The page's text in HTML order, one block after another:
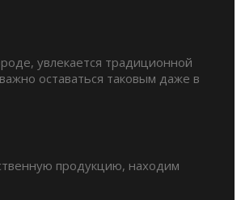
увлекается традиционной
оставаться таковым даже в
продукцию, находим